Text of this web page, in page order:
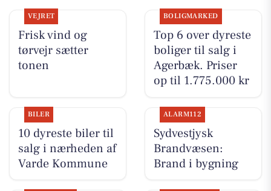
VEJRET
Frisk vind og
tørvejr sætter
tonen
BOLIGMARKED
Top 6 over dyreste
boliger til salg i
Agerbæk. Priser
op til 1.775.000 kr
BILER
10 dyreste biler til
salg i nærheden af
Varde Kommune
ALARM112
Sydvestjysk
Brandvæsen:
Brand i bygning